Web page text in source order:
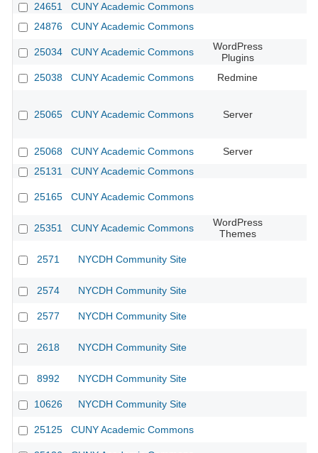
24651
CUNY Academic Commons
24876
CUNY Academic Commons
25034 CUNY Academic Commons
WordPress
Plugins
25038
CUNY Academic Commons Redmine
25065 CUNY Academic Commons Server
25068 CUNY Academic Commons
Server
25131
CUNY Academic Commons
25165 CUNY Academic Commons
25351 CUNY Academic Commons
WordPress
Themes
2571 NYCDH Community Site
2574 NYCDH Community Site
2577 NYCDH Community Site
2618 NYCDH Community Site
8992 NYCDH Community Site
10626 NYCDH Community Site
25125 CUNY Academic Commons